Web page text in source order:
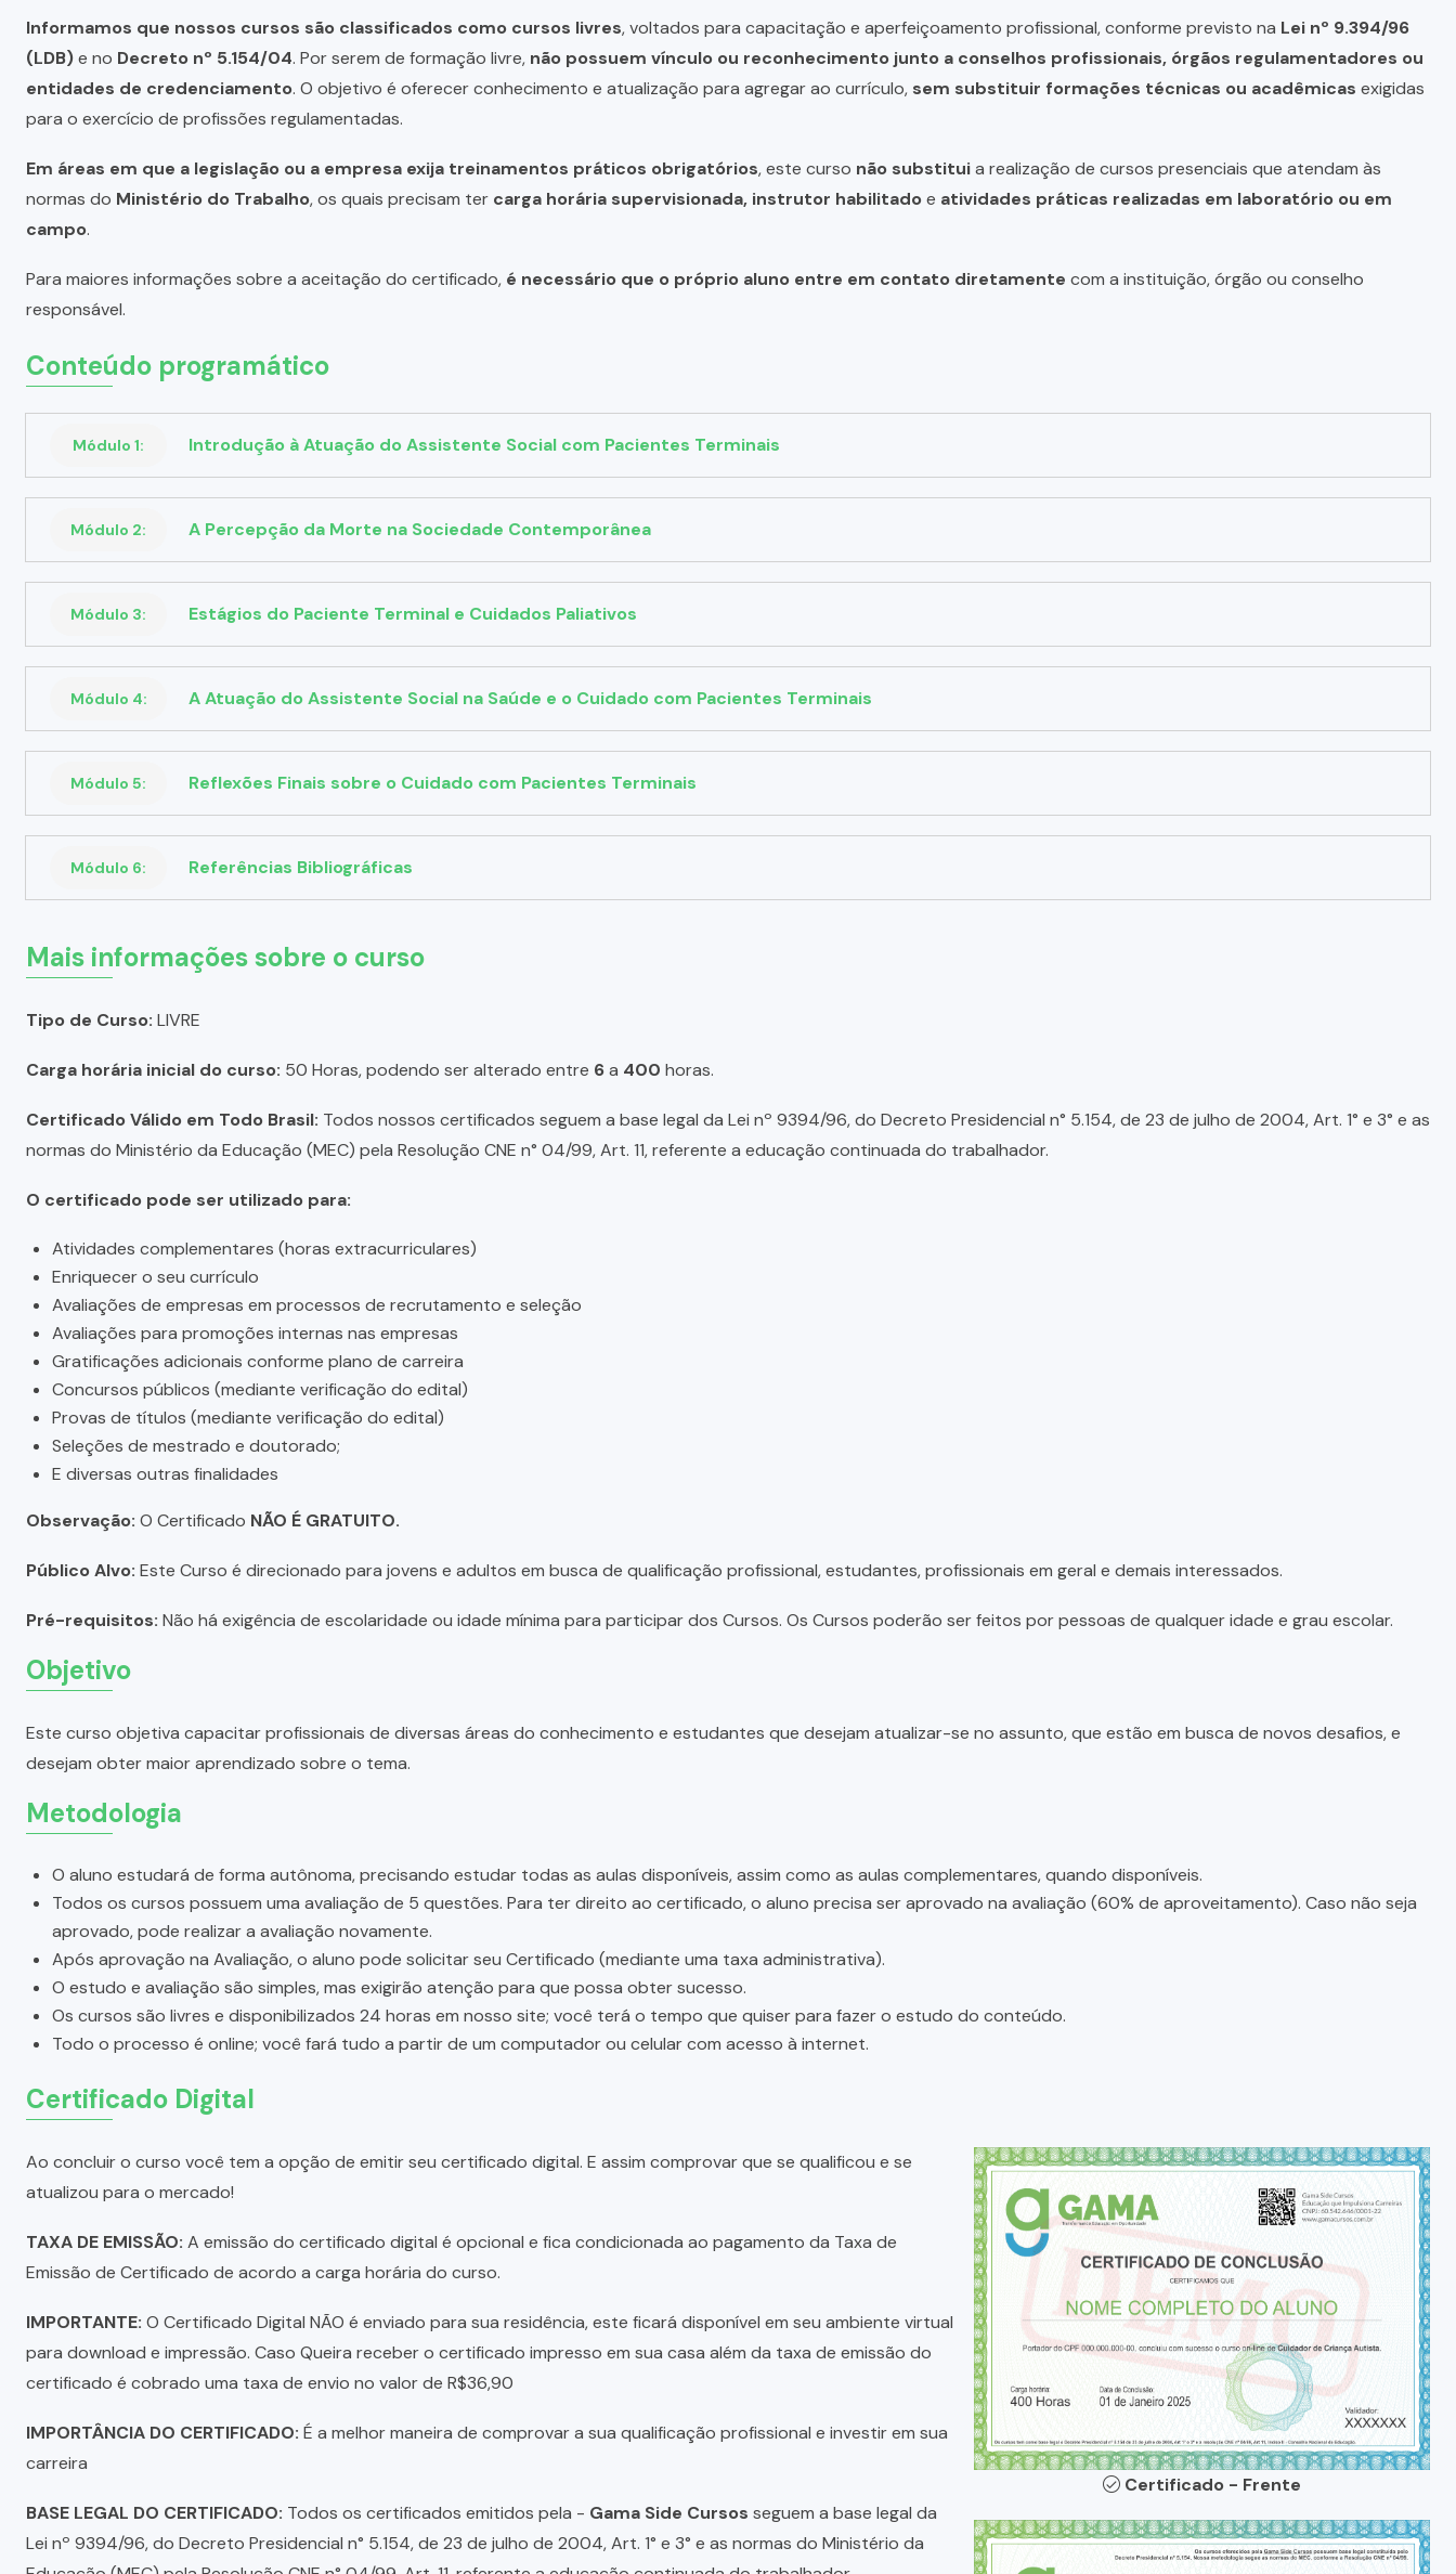
Informamos que nossos cursos são classificados como cursos livres, voltados para capacitação e aperfeiçoamento profissional, conforme previsto na Lei nº 9.394/96
(LDB)e no Decreto nº 5.154/04. Por serem de formação livre, não possuem vínculo ou reconhecimento junto a conselhos profissionais, órgãos regulamentadores ou
entidades de credenciamento. O objetivo é oferecer conhecimento e atualização para agregar ao currículo, sem substituir formações técnicas ou acadêmicas exigidas
para o exercício de profissões regulamentadas.
Em áreas em que a legislação ou a empresa exija treinamentos práticos obrigatórios, este curso não substituia realização de cursos presenciais que atendam às
normas do Ministério do Trabalho, os quais precisam ter carga horária supervisionada, instrutor habilitadoe atividades práticas realizadas em laboratório ou em
campo.
Para maiores informações sobre a aceitação do certificado, é necessário que o próprio aluno entre em contato diretamente com a instituição, órgão ou conselho
responsável.
Conteúdo programático
Módulo 1: Introdução à Atuação do Assistente Social com Pacientes Terminais
Módulo 2: A Percepção da Morte na Sociedade Contemporânea
Módulo 3: Estágios do Paciente Terminal e Cuidados Paliativos
Módulo 4: A Atuação do Assistente Social na Saúde e o Cuidado com Pacientes Terminais
Módulo 5: Reflexões Finais sobre o Cuidado com Pacientes Terminais
Módulo 6: Referências Bibliográficas
Mais informações sobre o curso
Tipo de Curso: LIVRE
Carga horária inicial do curso: 50 Horas, podendo ser alterado entre 6a 400 horas.
Certificado Válido em Todo Brasil: Todos nossos certificados seguem a base legal da Lei nº 9394/96, do Decreto Presidencial n° 5.154, de 23 de julho de 2004, Art. 1° e 3° e as
normas do Ministério da Educação (MEC) pela Resolução CNE n° 04/99, Art. 11, referente a educação continuada do trabalhador.
O certificado pode ser utilizado para:
Atividades complementares (horas extracurriculares)
Enriquecer o seu currículo
Avaliações de empresas em processos de recrutamento e seleção
Avaliações para promoções internas nas empresas
Gratificações adicionais conforme plano de carreira
Concursos públicos (mediante verificação do edital)
Provas de títulos (mediante verificação do edital)
Seleções de mestrado e doutorado;
E diversas outras finalidades
Observação: O Certificado NÃO É GRATUITO.
Público Alvo: Este Curso é direcionado para jovens e adultos em busca de qualificação profissional, estudantes, profissionais em geral e demais interessados.
Pré-requisitos: Não há exigência de escolaridade ou idade mínima para participar dos Cursos. Os Cursos poderão ser feitos por pessoas de qualquer idade e grau escolar.
Objetivo
Este curso objetiva capacitar profissionais de diversas áreas do conhecimento e estudantes que desejam atualizar-se no assunto, que estão em busca de novos desafios, e
desejam obter maior aprendizado sobre o tema.
Metodologia
O aluno estudará de forma autônoma, precisando estudar todas as aulas disponíveis, assim como as aulas complementares, quando disponíveis.
Todos os cursos possuem uma avaliação de 5 questões. Para ter direito ao certificado, o aluno precisa ser aprovado na avaliação (60% de aproveitamento). Caso não seja
aprovado, pode realizar a avaliação novamente.
Após aprovação na Avaliação, o aluno pode solicitar seu Certificado (mediante uma taxa administrativa).
O estudo e avaliação são simples, mas exigirão atenção para que possa obter sucesso.
Os cursos são livres e disponibilizados 24 horas em nosso site; você terá o tempo que quiser para fazer o estudo do conteúdo.
Todo o processo é online; você fará tudo a partir de um computador ou celular com acesso à internet.
Certificado Digital
Ao concluir o curso você tem a opção de emitir seu certificado digital. E assim comprovar que se qualificou e se
atualizou para o mercado!
TAXA DE EMISSÃO: A emissão do certificado digital é opcional e fica condicionada ao pagamento da Taxa de
Emissão de Certificado de acordo a carga horária do curso.
IMPORTANTE: O Certificado Digital NÃO é enviado para sua residência, este ficará disponível em seu ambiente virtual
para download e impressão. Caso Queira receber o certificado impresso em sua casa além da taxa de emissão do
certificado é cobrado uma taxa de envio no valor de R$36,90
IMPORTÂNCIA DO CERTIFICADO: É a melhor maneira de comprovar a sua qualificação profissional e investir em sua
carreira
BASE LEGAL DO CERTIFICADO: Todos os certificados emitidos pela - Gama Side Cursos seguem a base legal da
Lei nº 9394/96, do Decreto Presidencial n° 5.154, de 23 de julho de 2004, Art. 1° e 3° e as normas do Ministério da
Certificado - Frente